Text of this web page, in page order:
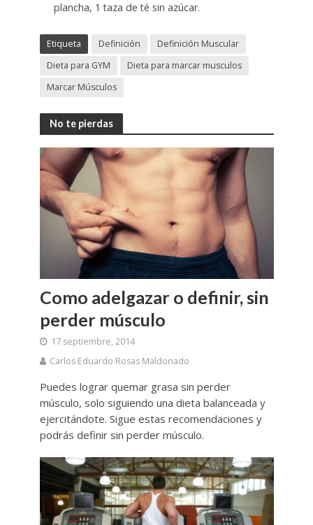
plancha, 1 taza de té sin azúcar.
Etiqueta Definición
Definición Muscular
Dieta para GYM
Dieta para marcar musculos
Marcar Músculos
No te pierdas
Como adelgazar o definir, sin
perder músculo
17 septiembre, 2014
Carlos Eduardo Rosas Maldonado
Puedes lograr quemar grasa sin perder
músculo, solo siguiendo una dieta balanceada y
ejercitándote. Sigue estas recomendaciones y
podrás definir sin perder músculo.